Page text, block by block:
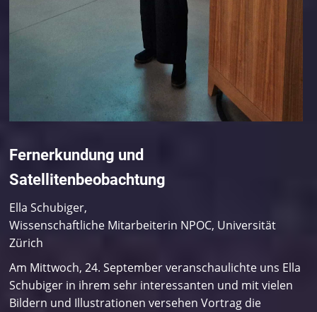
Fernerkundung und
Satellitenbeobachtung
Ella Schubiger,
Wissenschaftliche Mitarbeiterin NPOC, Universität
Zürich
Am Mittwoch, 24. September veranschaulichte uns Ella
Schubiger in ihrem sehr interessanten und mit vielen
Bildern und Illustrationen versehen Vortrag die